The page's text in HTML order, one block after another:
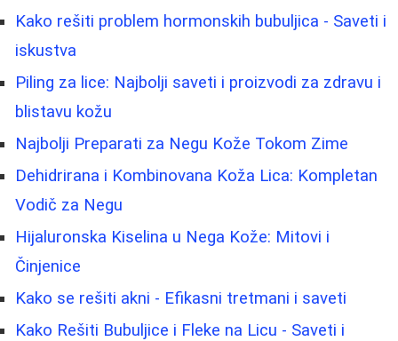
Kako rešiti problem hormonskih bubuljica - Saveti i
iskustva
Piling za lice: Najbolji saveti i proizvodi za zdravu i
blistavu kožu
Najbolji Preparati za Negu Kože Tokom Zime
Dehidrirana i Kombinovana Koža Lica: Kompletan
Vodič za Negu
Hijaluronska Kiselina u Nega Kože: Mitovi i
Činjenice
Kako se rešiti akni - Efikasni tretmani i saveti
Kako Rešiti Bubuljice i Fleke na Licu - Saveti i